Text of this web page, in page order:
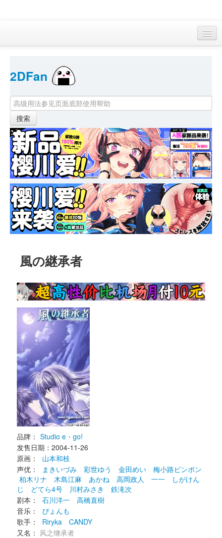
首页
找游戏
下资源
目录
本月新作
站内动态
小组
KF Online
2DFan
風の継承者
品牌： Studio e・go!
发售日期：2004-11-26
原画：
山本和枝
声优：
まきいづみ 彩世ゆう 金田めい
梅小路ピンポン
柏木リナ
木島江麻 あかね 高岡政人 一一
しがけん
じ
どてら4号 川村みさき
鉄滝次
剧本：
石川洋一
高橋直樹
音乐：
ぴょんも
歌手：
Riryka
CANDY
又名： 风之继承者